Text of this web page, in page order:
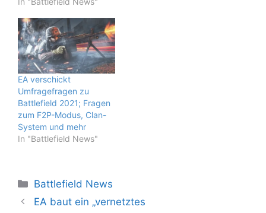
EA verschickt
Umfragefragen zu
Battlefield 2021; Fragen
zum F2P-Modus, Clan-
System und mehr
In "Battlefield News"
Kategorien
Battlefield News
EA baut ein „vernetztes